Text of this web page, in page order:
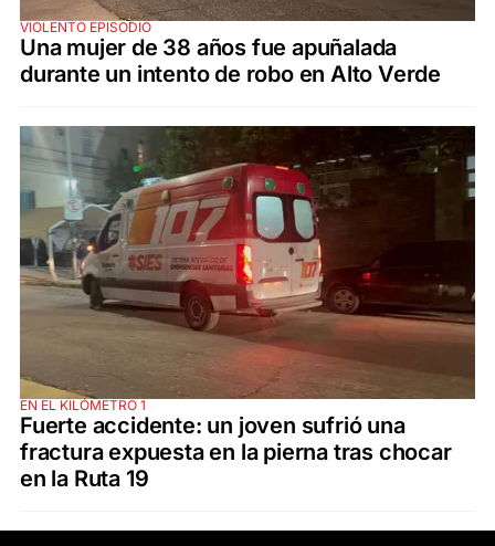
VIOLENTO EPISODIO
Una mujer de 38 años fue apuñalada
durante un intento de robo en Alto Verde
EN EL KILÓMETRO 1
Fuerte accidente: un joven sufrió una
fractura expuesta en la pierna tras chocar
en la Ruta 19